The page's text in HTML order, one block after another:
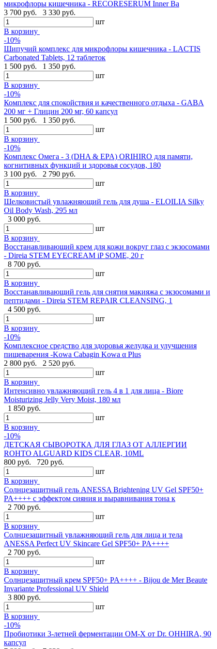
микрофлоры кишечника - RECORESERUM Inner Ba
3 700 руб.
3 330 руб.
шт
В корзину
-10%
Шипучий комплекс для микрофлоры кишечника - LACTIS
Carbonated Tablets, 12 таблеток
1 500 руб.
1 350 руб.
шт
В корзину
-10%
Комплекс для спокойствия и качественного отдыха - GABA
200 мг + Глицин 200 мг, 60 капсул
1 500 руб.
1 350 руб.
шт
В корзину
-10%
Комплекс Омега - 3 (DHA & EPA) ORIHIRO для памяти,
когнитивных функций и здоровья сосудов, 180
3 100 руб.
2 790 руб.
шт
В корзину
Шелковистый увлажняющий гель для душа - ELOILIA Silky
Oil Body Wash, 295 мл
3 000 руб.
шт
В корзину
Восстанавливающий крем для кожи вокруг глаз с экзосомами
- Direia STEM EYECREAM iP SOME, 20 г
8 700 руб.
шт
В корзину
Восстанавливающий гель для снятия макияжа с экзосомами и
пептидами - Direia STEM REPAIR CLEANSING, 1
4 500 руб.
шт
В корзину
-10%
Комплексное средство для здоровья желудка и улучшения
пищеварения -Kowa Cabagin Kowa α Plus
2 800 руб.
2 520 руб.
шт
В корзину
Интенсивно увлажняющий гель 4 в 1 для лица - Biore
Moisturizing Jelly Very Moist, 180 мл
1 850 руб.
шт
В корзину
-10%
ДЕТСКАЯ СЫВОРОТКА ДЛЯ ГЛАЗ ОТ АЛЛЕРГИИ
ROHTO ALGUARD KIDS CLEAR, 10ML
800 руб.
720 руб.
шт
В корзину
Солнцезащитный гель ANESSA Brightening UV Gel SPF50+
PA++++ с эффектом сияния и выравнивания тона к
2 700 руб.
шт
В корзину
Солнцезащитный увлажняющий гель для лица и тела
ANESSA Perfect UV Skincare Gel SPF50+ PA++++
2 700 руб.
шт
В корзину
Cолнцезащитный крем SPF50+ PA++++ - Bijou de Mer Beaute
Invariante Professional UV Shield
3 800 руб.
шт
В корзину
-10%
Пробиотики 3-летней ферментации OM-X от Dr. OHHIRA, 90
капсул